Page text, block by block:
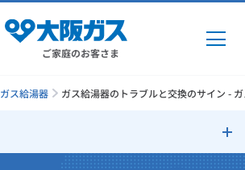
ご家庭のお客さま
ガス給湯器 ガス給湯器のトラブルと交換のサイン -